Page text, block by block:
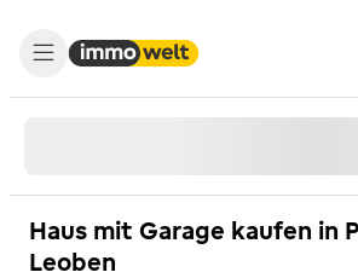
Haus mit Garage kaufen in
Leoben